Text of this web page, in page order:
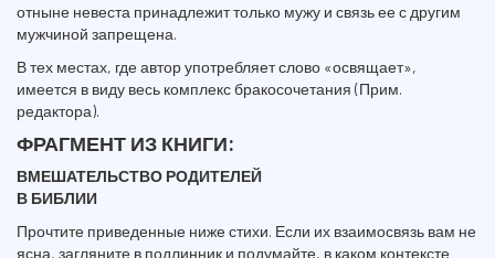
отныне невеста принадлежит только мужу и связь ее с другим
мужчиной запрещена.
В тех местах, где автор употребляет слово «освящает»,
имеется в виду весь комплекс бракосочетания (Прим.
редактора).
ФРАГМЕНТ ИЗ КНИГИ:
ВМЕШАТЕЛЬСТВО РОДИТЕЛЕЙ
В БИБЛИИ
Прочтите приведенные ниже стихи. Если их взаимосвязь вам не
ясна, загляните в подлинник и подумайте, в каком контексте